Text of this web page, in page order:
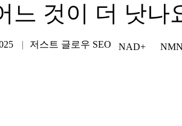
느 것이 더 낫나
저스트 글로우 SEO NAD+ NMN